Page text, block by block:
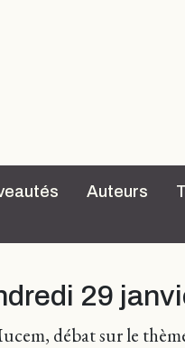
Auteurs
29
débat sur le